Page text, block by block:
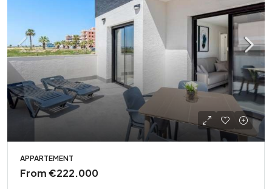
APPARTEMENT
From€222.000